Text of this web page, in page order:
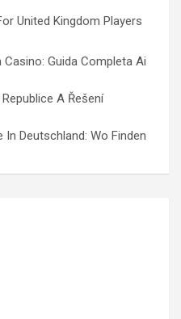
United Kingdom Players
Guida Completa Ai
A Řešení
Deutschland: Wo Finden